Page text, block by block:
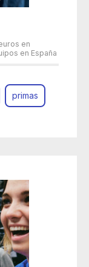
en
en España
primas